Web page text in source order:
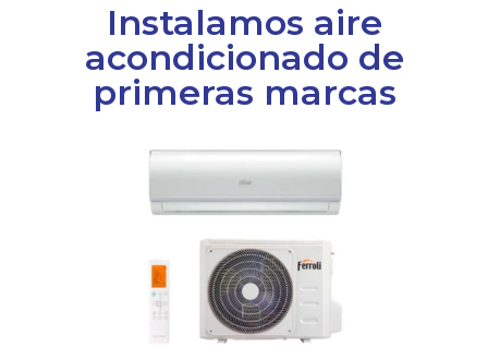
Instalamos aire
acondicionado de
primeras marcas